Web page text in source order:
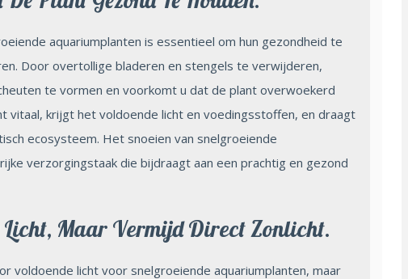
aquariumplanten is essentieel om hun gezondheid te
Door overtollige bladeren en stengels te verwijderen,
te vormen en voorkomt u dat de plant overwoekerd
vitaal, krijgt het voldoende licht en voedingsstoffen, en draagt
ecosysteem. Het snoeien van snelgroeiende
verzorgingstaak die bijdraagt aan een prachtig en gezond
Maar Vermijd Direct Zonlicht.
voldoende licht voor snelgroeiende aquariumplanten, maar